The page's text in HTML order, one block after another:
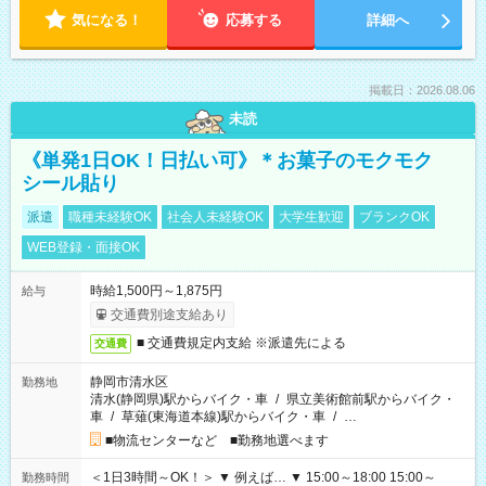
気になる！ 応募する 詳細へ
掲載日：2026.08.06
未読
《単発1日OK！日払い可》＊お菓子のモクモク
シール貼り
派遣 職種未経験OK 社会人未経験OK 大学生歓迎
ブランクOK
WEB登録・面接OK
給与
時給1,500円～1,875円
交通費別途支給あり
交通費 ■ 交通費規定内支給 ※派遣先による
勤務地
静岡市清水区
清水(静岡県)駅からバイク・車 / 県立美術館前駅からバイク・
車 / 草薙(東海道本線)駅からバイク・車 / …
■物流センターなど ■勤務地選べます
勤務時間
＜1日3時間～OK！＞ ▼ 例えば… ▼ 15:00～18:00 15:00～